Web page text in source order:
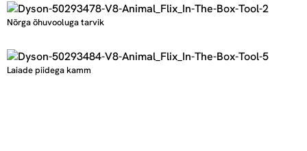
Nõrga õhuvooluga tarvik
Laiade piidega kamm